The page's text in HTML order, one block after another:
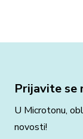
Prijavite se
U Microtonu,
novosti!